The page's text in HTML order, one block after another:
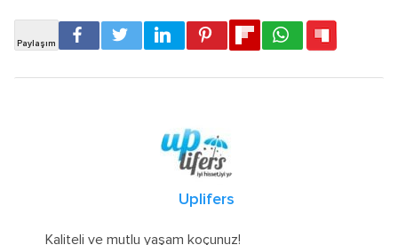
Uplifers
Kaliteli ve mutlu yaşam koçunuz!